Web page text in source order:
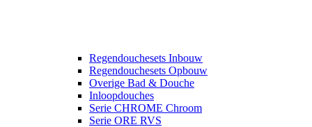
Regendouchesets Inbouw
Regendouchesets Opbouw
Overige Bad & Douche
Inloopdouches
Serie CHROME Chroom
Serie ORE RVS